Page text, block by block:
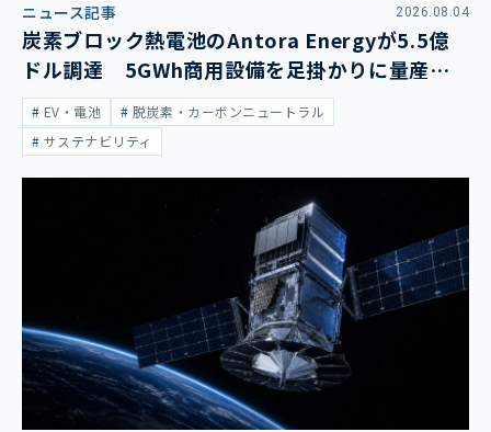
ニュース記事 2026.08.04
炭素ブロック熱電池のAntora Energyが5.5億
ドル調達 5GWh商用設備を足掛かりに量産拡
大EV・電池
脱炭素・カーボンニュートラル
サステナビリティ